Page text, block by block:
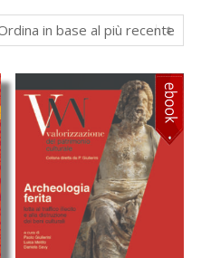
in
base
più
recente